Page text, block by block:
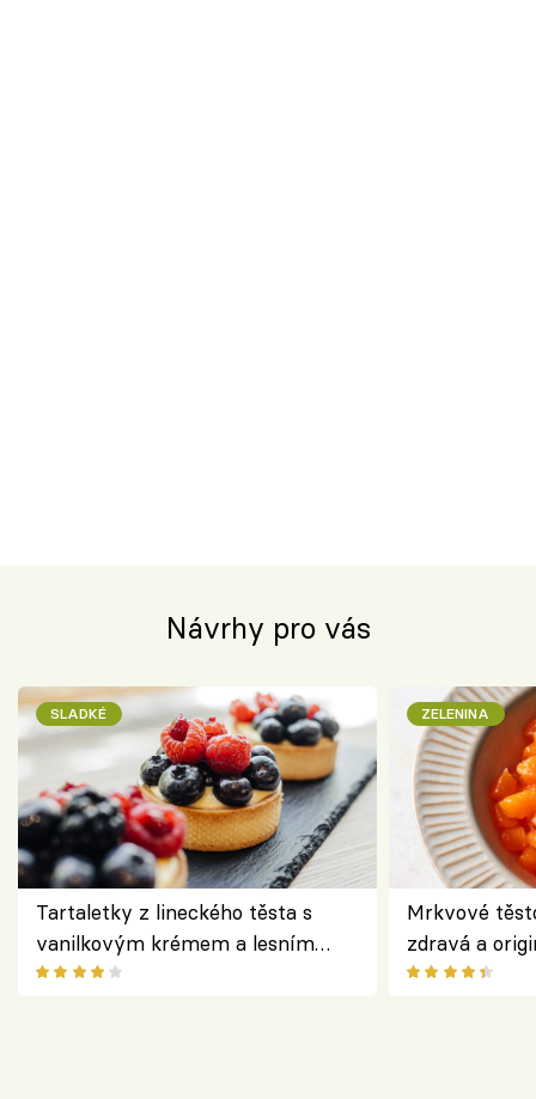
Návrhy pro vás
SLADKÉ
Tartaletky z lineckého těsta s
vanilkovým krémem a lesním
ovocem podle Bread Society
ZELENINA
Mrkvové
zdravá a
klasiky